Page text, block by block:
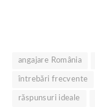
angajare România
întrebări frecvente
răspunsuri ideale